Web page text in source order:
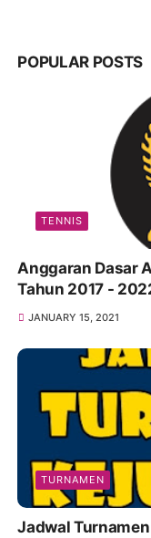
POPULAR POSTS
TENNIS
Anggaran Dasar
Tahun 2017 -
JANUARY 15, 2021
TURNAMEN
Jadwal